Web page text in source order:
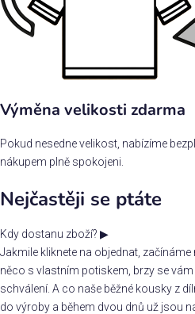
Výměna velikosti zdarma
Pokud nesedne velikost, nabízíme
nákupem plně spokojeni.
Nejčastěji se ptáte
Kdy dostanu zboží? ▶
Jakmile kliknete na objednat,
něco s vlastním potiskem, brzy se
schválení. A co naše běžné kousky z
do výroby a během dvou dnů už jsou